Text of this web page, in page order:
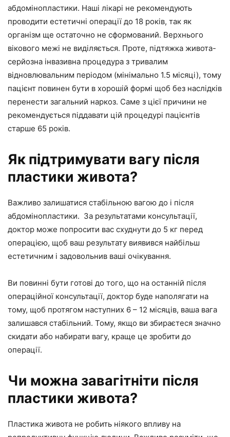
абдомінопластики. Наші лікарі не рекомендують
проводити естетичні операції до 18 років, так як
організм ще остаточно не сформований. Верхнього
вікового межі не виділяється. Проте, підтяжка живота-
серйозна інвазивна процедура з тривалим
відновлювальним періодом (мінімально 1.5 місяці), тому
пацієнт повинен бути в хорошій формі щоб без наслідків
перенести загальний наркоз. Саме з цієї причини не
рекомендується піддавати цій процедурі пацієнтів
старше 65 років.
Як підтримувати вагу після
пластики живота?
Важливо залишатися стабільною вагою до і після
абдомінопластики. За результатами консультації,
доктор може попросити вас схуднути до 5 кг перед
операцією, щоб ваш результату виявився найбільш
естетичним і задовольнив ваші очікування.
Ви повинні бути готові до того, що на останній після
операційної консультації, доктор буде наполягати на
тому, щоб протягом наступних 6 – 12 місяців, ваша вага
залишався стабільний. Тому, якщо ви збираєтеся значно
скидати або набирати вагу, краще це зробити до
операції.
Чи можна завагітніти після
пластики живота?
Пластика живота не робить ніякого впливу на